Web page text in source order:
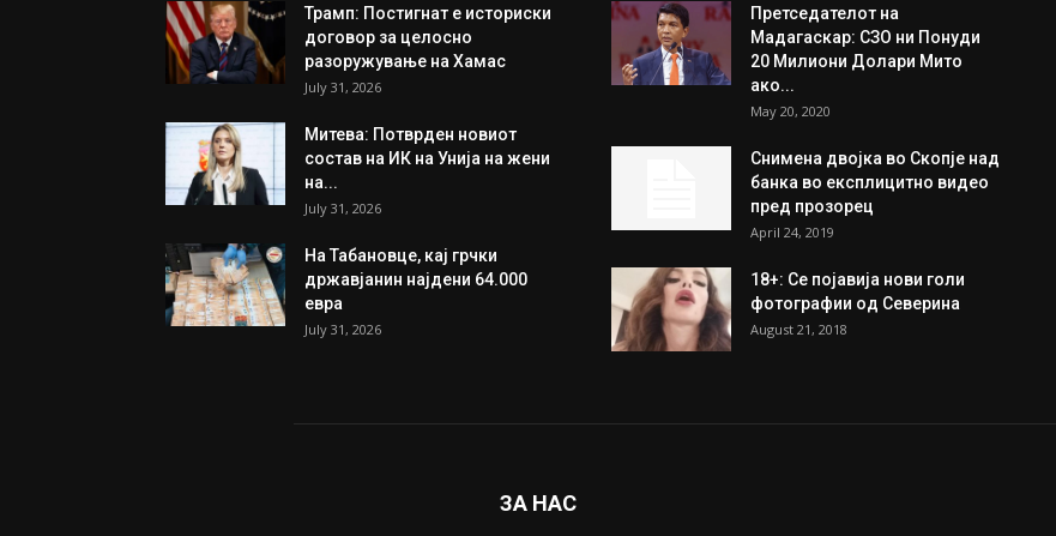
Трамп: Постигнат е историски
договор за целосно
разоружување на Хамас
July 31, 2026
Митева: Потврден новиот
состав на ИК на Унија на жени
на...
July 31, 2026
На Табановце, кај грчки
државјанин најдени 64.000
евра
July 31, 2026
Претседателот на
Мадагаскар: СЗО ни Понуди
20 Милиони Долари Мито
ако...
May 20, 2020
Снимена двојка во Скопје над
банка во експлицитно видео
пред прозорец
April 24, 2019
18+: Се појавија нови голи
фотографии од Северина
August 21, 2018
ЗА НАС